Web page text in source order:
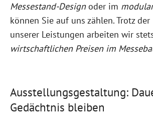
Messestand-Designoder im
können Sie auf uns zählen. Trotz
unserer Leistungen arbeiten wir
wirtschaftlichen Preisen im
Ausstellungsgestaltung:
Gedächtnis bleiben